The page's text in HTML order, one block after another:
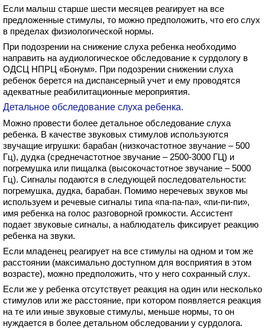
Если малыш старше шести месяцев реагирует на все
предложенные стимулы, то можно предположить, что его слух
в пределах физиологической нормы.
При подозрении на снижение слуха ребенка необходимо
направить на аудиологическое обследование к сурдологу в
ОДСЦ НПРЦ «Бонум». При подозрении снижении слуха
ребенок берется на диспансерный учет и ему проводятся
адекватные реабилитационные мероприятия.
Детальное обследование слуха ребенка.
Можно провести более детальное обследование слуха
ребенка. В качестве звуковых стимулов используются
звучащие игрушки: барабан (низкочастотное звучание – 500
Гц), дудка (среднечастотное звучание – 2500-3000 ГЦ) и
погремушка или пищалка (высокочастотное звучание – 5000
Гц). Сигналы подаются в следующей последовательности:
погремушка, дудка, барабан. Помимо неречевых звуков мы
используем и речевые сигналы типа «па-па-па», «пи-пи-пи»,
имя ребенка на голос разговорной громкости. Ассистент
подает звуковые сигналы, а наблюдатель фиксирует реакцию
ребенка на звуки.
Если младенец реагирует на все стимулы на одном и том же
расстоянии (максимально доступном для восприятия в этом
возрасте), можно предположить, что у него сохранный слух.
Если же у ребенка отсутствует реакция на один или несколько
стимулов или же расстояние, при котором появляется реакция
на те или иные звуковые стимулы, меньше нормы, то он
нуждается в более детальном обследовании у сурдолога.